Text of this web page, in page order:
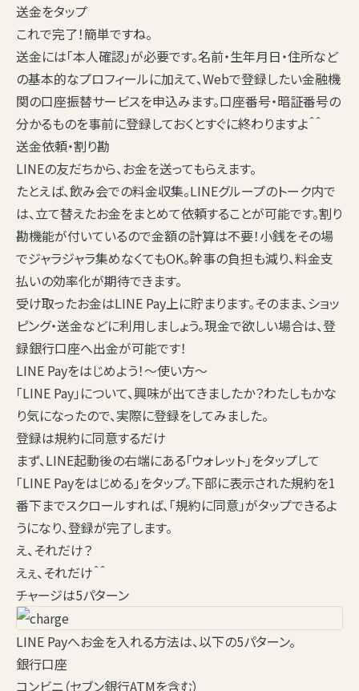
送金をタップ
これで完了！簡単ですね。
送金には「本人確認」が必要です。名前・生年月日・住所など
の基本的なプロフィールに加えて、Webで登録したい金融機
関の口座振替サービスを申込みます。口座番号・暗証番号の
分かるものを事前に登録しておくとすぐに終わりますよ＾＾
送金依頼・割り勘
LINEの友だちから、お金を送ってもらえます。
たとえば、飲み会での料金収集。LINEグループのトーク内で
は、立て替えたお金をまとめて依頼することが可能です。割り
勘機能が付いているので金額の計算は不要！小銭をその場
でジャラジャラ集めなくてもOK。幹事の負担も減り、料金支
払いの効率化が期待できます。
受け取ったお金はLINE Pay上に貯まります。そのまま、ショッ
ピング・送金などに利用しましょう。現金で欲しい場合は、登
録銀行口座へ出金が可能です！
LINE Payをはじめよう！～使い方～
「LINE Pay」について、興味が出てきましたか？わたしもかな
り気になったので、実際に登録をしてみました。
登録は規約に同意するだけ
まず、LINE起動後の右端にある「ウォレット」をタップして
「LINE Payをはじめる」をタップ。下部に表示された規約を1
番下までスクロールすれば、「規約に同意」がタップできるよ
うになり、登録が完了します。
え、それだけ？
えぇ、それだけ＾＾
チャージは5パターン
LINE Payへお金を入れる方法は、以下の5パターン。
銀行口座
コンビニ（セブン銀行ATMを含む）